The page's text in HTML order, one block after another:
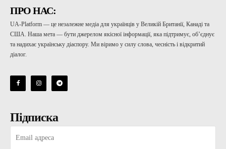
ПРО НАС:
UA-Platform — це незалежне медіа для українців у Великій Британії, Канаді та
США. Наша мета — бути джерелом якісної інформації, яка підтримує, об’єднує
та надихає українську діаспору. Ми віримо у силу слова, чесність і відкритий
діалог.
Підписка